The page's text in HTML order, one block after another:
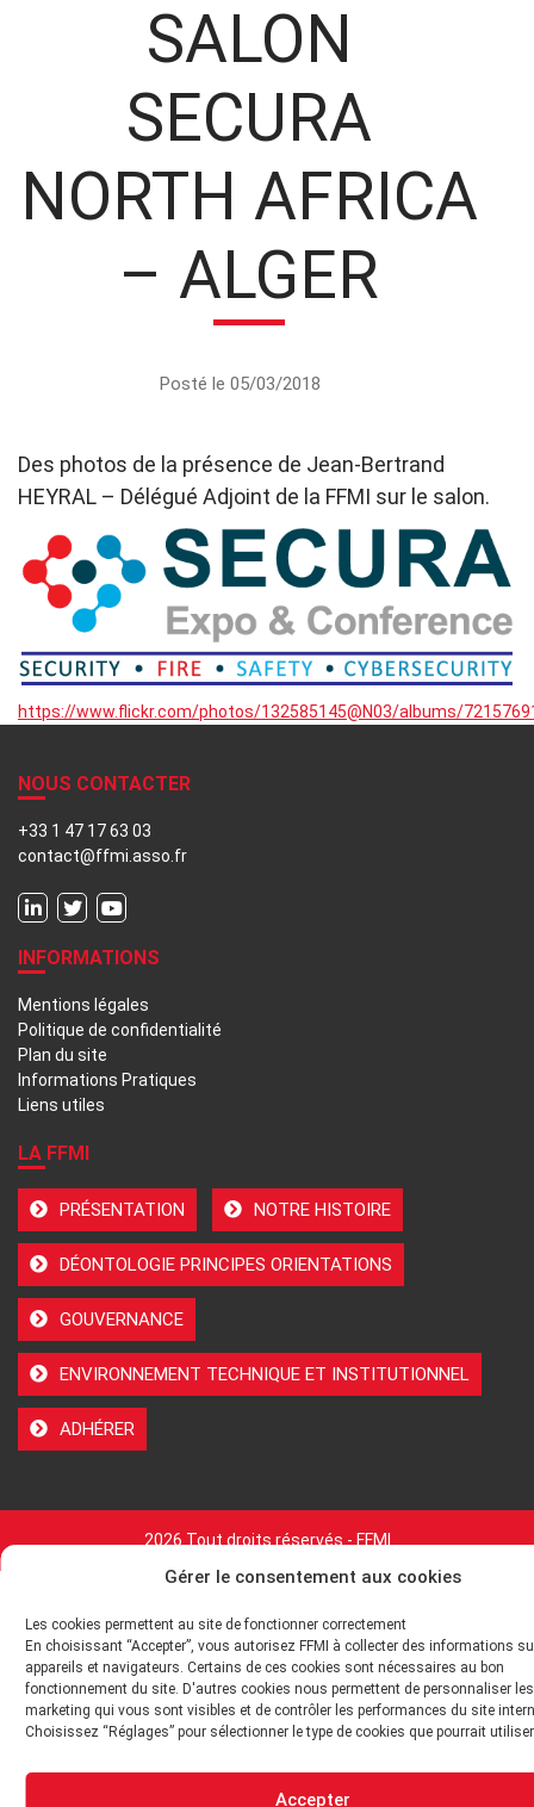
Gérer le consentement aux cookies
Les cookies permettent au site de fonctionner correctement
En choisissant “Accepter”, vous autorisez FFMI à collecter des informations
appareils et navigateurs. Certains de ces cookies sont nécessaires au bon
fonctionnement du site. D'autres cookies nous permettent de personnaliser
marketing qui vous sont visibles et de contrôler les performances du site
Choisissez “Réglages” pour sélectionner le type de cookies que pourrait utiliser
Accepter
SALON
SECURA
NORTH AFRICA
– ALGER
Posté le 05/03/2018
Des photos de la présence de Jean-Bertrand
HEYRAL – Délégué Adjoint de la FFMI sur le salon.
https://www.flickr.com/photos/132585145@N03/albums/
NOUS CONTACTER
+33 1 47 17 63 03
contact@ffmi.asso.fr
INFORMATIONS
Mentions légales
Politique de confidentialité
Plan du site
Informations Pratiques
Liens utiles
LA FFMI
PRÉSENTATION NOTRE HISTOIRE
DÉONTOLOGIE PRINCIPES ORIENTATIONS
GOUVERNANCE
ENVIRONNEMENT TECHNIQUE ET INSTITUTIONNEL
ADHÉRER
2026 Tout droits réservés - FFMI